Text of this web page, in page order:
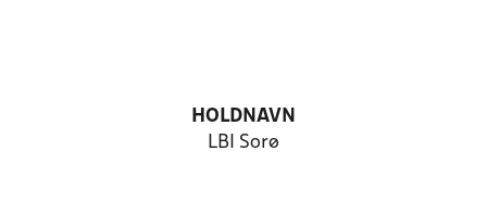
HOLDNAVN
LBI Sorø